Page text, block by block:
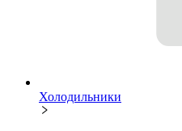
Холодильники